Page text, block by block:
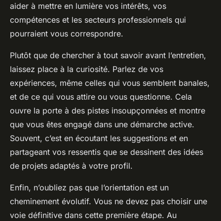
aider à mettre en lumière vos intérêts, vos
compétences et les secteurs professionnels qui
pourraient vous correspondre.
Plutôt que de chercher à tout savoir avant l’entretien,
laissez place à la curiosité. Parlez de vos
expériences, même celles qui vous semblent banales,
et de ce qui vous attire ou vous questionne. Cela
ouvre la porte à des pistes insoupçonnées et montre
que vous êtes engagé dans une démarche active.
Souvent, c’est en écoutant les suggestions et en
partageant vos ressentis que se dessinent des idées
de projets adaptés à votre profil.
Enfin, n’oubliez pas que l’orientation est un
cheminement évolutif. Vous ne devez pas choisir une
voie définitive dans cette première étape. Au